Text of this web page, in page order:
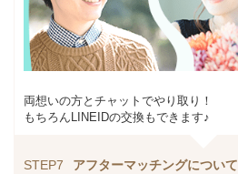
両想いの方とチャットでやり取り！
もちろんLINEIDの交換もできます♪
STEP7 アフターマッチングについて